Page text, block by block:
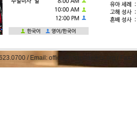
/ Email: office@straphaelkcc.org /